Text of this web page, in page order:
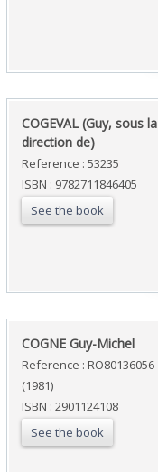
‎COGEVAL (Guy, sous la
direction de)‎
Reference : 53235
ISBN : 9782711846405
See the book
‎COGNE Guy-Michel‎
Reference : RO80136056
(1981)
ISBN : 2901124108
See the book